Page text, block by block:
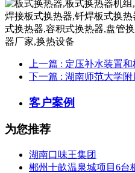
上一篇 : 定压补水装置和
下一篇 : 湖南师范大学
客户案例
为您推荐
湖南口味王集团
郴州十畝温泉城项目6台